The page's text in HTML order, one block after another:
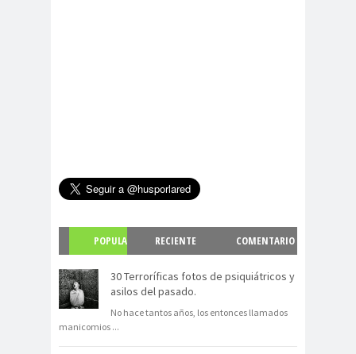
POPULA
R
RECIENTE
COMENTARIO
30 Terroríficas fotos de psiquiátricos y
asilos del pasado.
No hace tantos años, los entonces llamados
manicomios ...